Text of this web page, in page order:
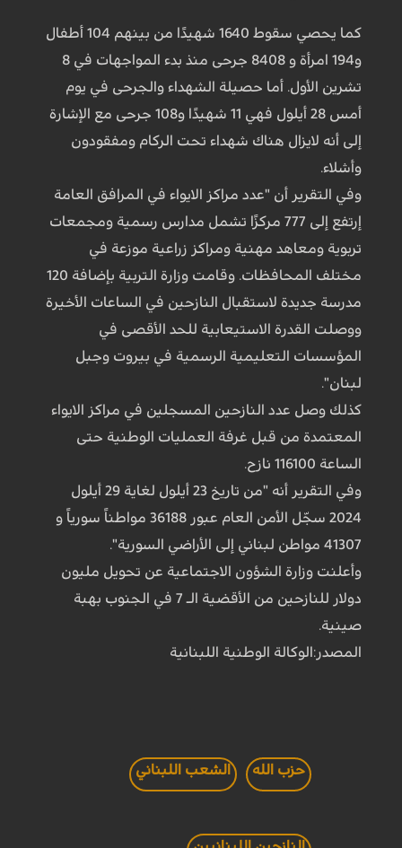
كما يحصي سقوط 1640 شهيدًا من بينهم 104 أطفال
و194 امرأة و 8408 جرحى منذ بدء المواجهات في 8
تشرين الأول. أما حصيلة الشهداء والجرحى في يوم
أمس 28 أيلول فهي 11 شهيدًا و108 جرحى مع الإشارة
إلى أنه لايزال هناك شهداء تحت الركام ومفقودون
وأشلاء.
وفي التقرير أن "عدد مراكز الايواء في المرافق العامة
إرتفع إلى 777 مركزًا تشمل مدارس رسمية ومجمعات
تربوية ومعاهد مهنية ومراكز زراعية موزعة في
مختلف المحافظات. وقامت وزارة التربية بإضافة 120
مدرسة جديدة لاستقبال النازحين في الساعات الأخيرة
ووصلت القدرة الاستيعابية للحد الأقصى في
المؤسسات التعليمية الرسمية في بيروت وجبل
لبنان".
كذلك وصل عدد النازحين المسجلين في مراكز الايواء
المعتمدة من قبل غرفة العمليات الوطنية حتى
الساعة 116100 نازح.
وفي التقرير أنه "من تاريخ 23 أيلول لغاية 29 أيلول
2024 سجّل الأمن العام عبور 36188 مواطناً سورياً و
41307 مواطن لبناني إلى الأراضي السورية".
وأعلنت وزارة الشؤون الاجتماعية عن تحويل مليون
دولار للنازحين من الأقضية الـ 7 في الجنوب بهبة
صينية.
المصدر:الوكالة الوطنية اللبنانية
حزب الله الشعب اللبناني